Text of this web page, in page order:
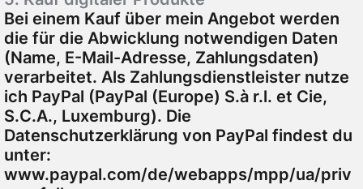
Bei einem Kauf über mein Angebot werden
die für die Abwicklung notwendigen Daten
(Name, E-Mail-Adresse, Zahlungsdaten)
verarbeitet. Als Zahlungsdienstleister nutze
ich PayPal (PayPal (Europe) S.à r.l. et Cie,
S.C.A., Luxemburg). Die
Datenschutzerklärung von PayPal findest du
unter:
www.paypal.com/de/webapps/mpp/ua/priv